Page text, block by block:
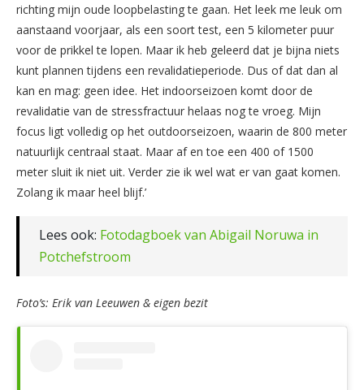
richting mijn oude loopbelasting te gaan. Het leek me leuk om
aanstaand voorjaar, als een soort test, een 5 kilometer puur
voor de prikkel te lopen. Maar ik heb geleerd dat je bijna niets
kunt plannen tijdens een revalidatieperiode. Dus of dat dan al
kan en mag: geen idee. Het indoorseizoen komt door de
revalidatie van de stressfractuur helaas nog te vroeg. Mijn
focus ligt volledig op het outdoorseizoen, waarin de 800 meter
natuurlijk centraal staat. Maar af en toe een 400 of 1500
meter sluit ik niet uit. Verder zie ik wel wat er van gaat komen.
Zolang ik maar heel blijf.’
Lees ook: Fotodagboek van Abigail Noruwa in
Potchefstroom
Foto’s: Erik van Leeuwen & eigen bezit